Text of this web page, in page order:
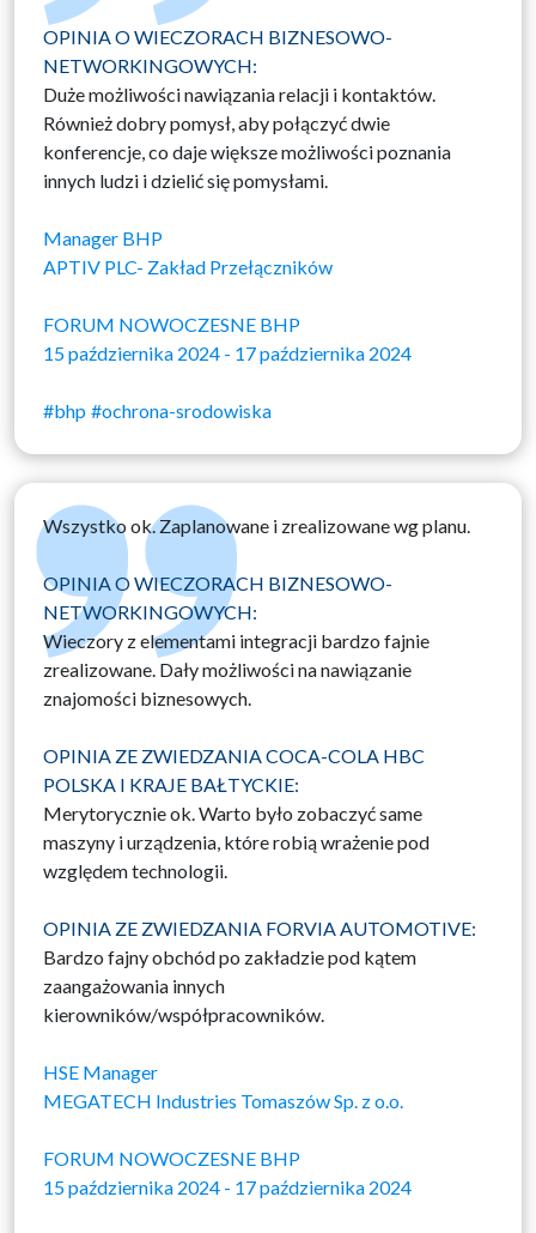
OPINIA O WIECZORACH BIZNESOWO-
NETWORKINGOWYCH:
Duże możliwości nawiązania relacji i kontaktów.
Również dobry pomysł, aby połączyć dwie
konferencje, co daje większe możliwości poznania
innych ludzi i dzielić się pomysłami.
Manager BHP
APTIV PLC- Zakład Przełączników
FORUM NOWOCZESNE BHP
15 października 2024 - 17 października 2024
#bhp #ochrona-srodowiska
Wszystko ok. Zaplanowane i zrealizowane wg planu.
OPINIA O WIECZORACH BIZNESOWO-
NETWORKINGOWYCH:
Wieczory z elementami integracji bardzo fajnie
zrealizowane. Dały możliwości na nawiązanie
znajomości biznesowych.
OPINIA ZE ZWIEDZANIA COCA-COLA HBC
POLSKA I KRAJE BAŁTYCKIE:
Merytorycznie ok. Warto było zobaczyć same
maszyny i urządzenia, które robią wrażenie pod
względem technologii.
OPINIA ZE ZWIEDZANIA FORVIA AUTOMOTIVE:
Bardzo fajny obchód po zakładzie pod kątem
zaangażowania innych
kierowników/współpracowników.
HSE Manager
MEGATECH Industries Tomaszów Sp. z o.o.
FORUM NOWOCZESNE BHP
15 października 2024 - 17 października 2024